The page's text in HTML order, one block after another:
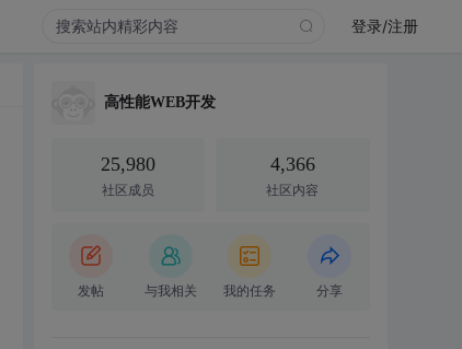
登录/注册
高性能WEB开发
25,980
社区成员
4,366
社区内容
发帖 与我相关 我的任务 分享